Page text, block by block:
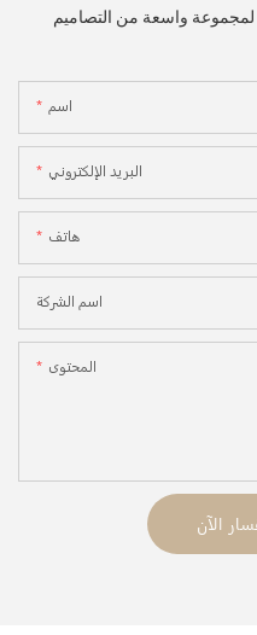
واسعة من التصاميم
اسم
البريد الإلكتروني
هاتف
اسم الشركة
المحتوى
الآن